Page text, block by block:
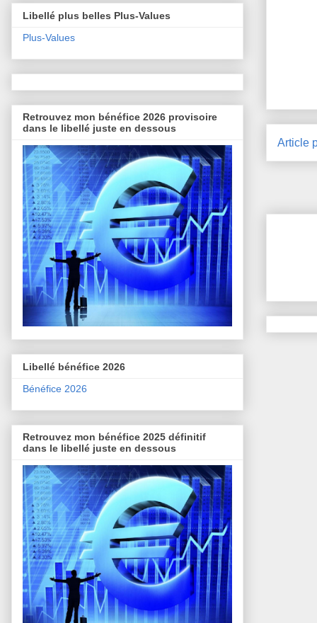
Article
Libellé plus belles Plus-Values
Plus-Values
Retrouvez mon bénéfice 2026 provisoire
dans le libellé juste en dessous
Libellé bénéfice 2026
Bénéfice 2026
Retrouvez mon bénéfice 2025 définitif
dans le libellé juste en dessous